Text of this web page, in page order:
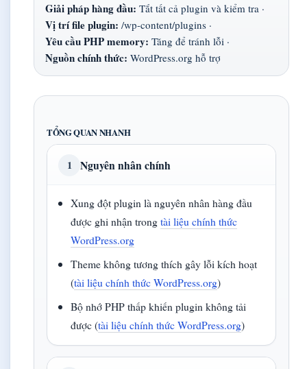
Giải pháp hàng đầu: Tắt tất cả plugin và kiểm tra ·
Vị trí file plugin: /wp-content/plugins ·
Yêu cầu PHP memory: Tăng để tránh lỗi ·
Nguồn chính thức: WordPress.org hỗ trợ
TỔNG QUAN NHANH
1 Nguyên nhân chính
Xung đột plugin là nguyên nhân hàng đầu
được ghi nhận trongtài liệu chính thức
WordPress.org
Theme không tương thích gây lỗi kích hoạt
(tài liệu chính thức WordPress.org)
Bộ nhớ PHP thấp khiến plugin không tải
được (tài liệu chính thức WordPress.org)